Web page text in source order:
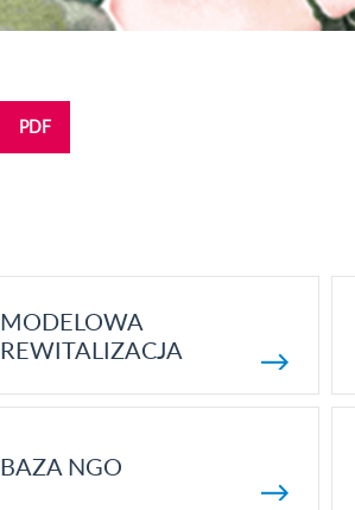
PDF
MODELOWA
REWITALIZACJA
BAZA NGO